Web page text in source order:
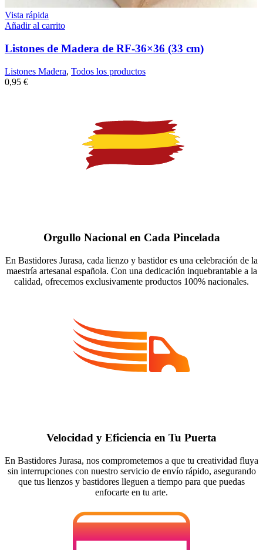
Vista rápida
Añadir al carrito
Listones de Madera de RF-36×36 (33 cm)
Listones Madera, Todos los productos
0,95 €
Orgullo Nacional en Cada Pincelada
En Bastidores Jurasa, cada lienzo y bastidor es una celebración de la
maestría artesanal española. Con una dedicación inquebrantable a la
calidad, ofrecemos exclusivamente productos 100% nacionales.
Velocidad y Eficiencia en Tu Puerta
En Bastidores Jurasa, nos comprometemos a que tu creatividad fluya
sin interrupciones con nuestro servicio de envío rápido, asegurando
que tus lienzos y bastidores lleguen a tiempo para que puedas
enfocarte en tu arte.